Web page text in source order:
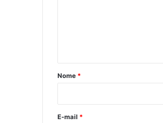
r
*
Nome *
E-mail *